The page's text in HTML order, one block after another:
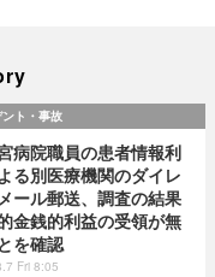
ント・事故
病院職員の患者情報利
る別医療機関のダイレ
ール郵送、調査の結果
金銭的利益の受領が無
を確認
Fri 8:05